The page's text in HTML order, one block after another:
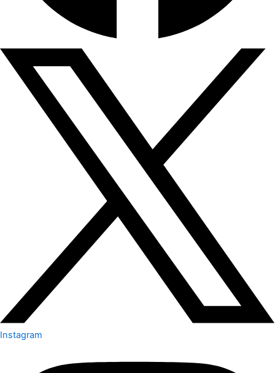
Instagram